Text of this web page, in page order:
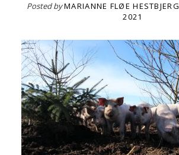
Posted byMARIANNE FLØE HESTBJERG
2021